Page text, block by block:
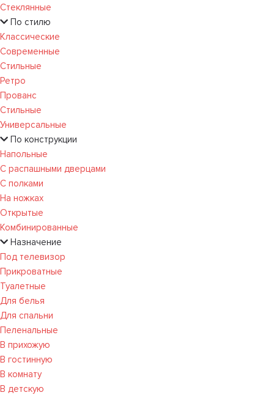
Стеклянные
По стилю
Классические
Современные
Стильные
Ретро
Прованс
Стильные
Универсальные
По конструкции
Напольные
С распашными дверцами
С полками
На ножках
Открытые
Комбинированные
Назначение
Под телевизор
Прикроватные
Туалетные
Для белья
Для спальни
Пеленальные
В прихожую
В гостинную
В комнату
В детскую